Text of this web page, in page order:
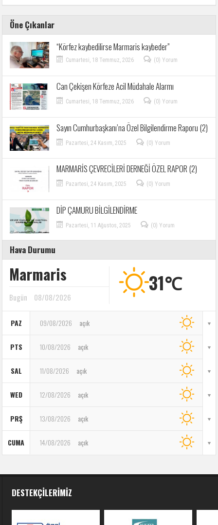
Öne Çıkanlar
“Körfez kaybedilirse Marmaris kaybeder”
Cumartesi, 18 Temmuz, 2026 (0) Yorum
Can Çekişen Körfeze Acil Müdahale Alarmı
Cumartesi, 18 Temmuz, 2026 (0) Yorum
Sayın Cumhurbaşkanı’na Özel Bilgilendirme Raporu (2)
Pazartesi, 24 Kasım, 2025 (0) Yorum
MARMARİS ÇEVRECİLERİ DERNEĞİ ÖZEL RAPOR (2)
Pazartesi, 24 Kasım, 2025 (0) Yorum
DİP ÇAMURU BİLGİLENDİRME
Pazartesi, 11 Ağustos, 2025 (0) Yorum
Hava Durumu
Marmaris
Bugün 08/08/2026
31℃
PAZ 09/08/2026 açık
PTS 10/08/2026 açık
SAL 11/08/2026 açık
WED 12/08/2026 açık
PRŞ 13/08/2026 açık
CUMA 14/08/2026 açık
DESTEKÇILERIMIZ